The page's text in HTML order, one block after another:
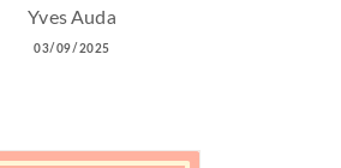
Yves Auda
03/09/2025